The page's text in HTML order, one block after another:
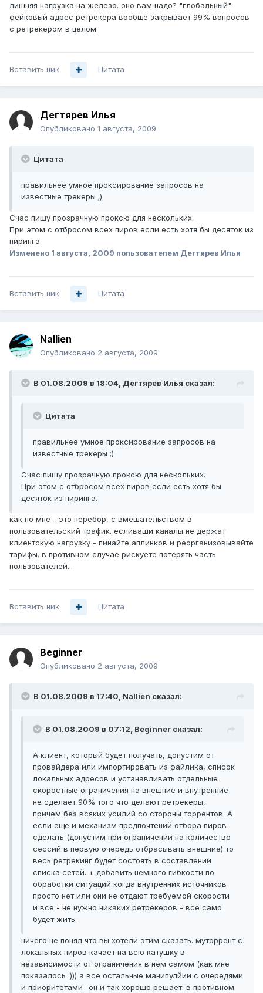
лишняя нагрузка на железо. оно вам надо? "глобальный"
фейковый адрес ретрекера вообще закрывает 99% вопросов
с ретрекером в целом.
Вставить ник Цитата
Дегтярев Илья
Опубликовано 1 августа, 2009
Цитата
правильнее умное проксирование запросов на
известные трекеры ;)
Счас пишу прозрачную проксю для нескольких.
При этом с отбросом всех пиров если есть хотя бы десяток из
пиринга.
Изменено 1 августа, 2009 пользователем Дегтярев Илья
Вставить ник Цитата
Nallien
Опубликовано 2 августа, 2009
В 01.08.2009 в 18:04, Дегтярев Илья сказал:
Цитата
правильнее умное проксирование запросов на
известные трекеры ;)
Счас пишу прозрачную проксю для нескольких.
При этом с отбросом всех пиров если есть хотя бы
десяток из пиринга.
как по мне - это перебор, с вмешательством в
пользовательский трафик. есливаши каналы не держат
клиентскую нагрузку - пинайте аплинков и реорганизовывайте
тарифы. в противном случае рискуете потерять часть
пользователей...
Вставить ник Цитата
Beginner
Опубликовано 2 августа, 2009
В 01.08.2009 в 17:40, Nallien сказал:
В 01.08.2009 в 07:12, Beginner сказал:
А клиент, который будет получать, допустим от
провайдера или импортировать из файлика, список
локальных адресов и устанавливать отдельные
скоростные ограничения на внешние и внутренние
не сделает 90% того что делают ретрекеры,
причем без всяких усилий со стороны торрентов. А
если еще и механизм предпочтений отбора пиров
сделать (допустим при ограничении на количество
сессий в первую очередь отбрасывать внешние) то
весь ретрекинг будет состоять в составлении
списка сетей. + добавить немного гибкости по
обработки ситуаций когда внутренних источников
просто нет или они не отдают требуемой скорости
и все - не нужно никаких ретрекеров - все само
будет жить.
ничего не понял что вы хотели этим сказать. муторрент с
локальных пиров качает на всю катушку в
независимости от ограничения в нем самом (как мне
показалось :))) а все остальные манипулйии с очередями
и приоритетами -он и так хорошо решает. в противном